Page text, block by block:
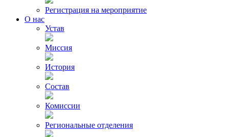
Регистрация на мероприятие
О нас
Устав
Миссия
История
Состав
Комиссии
Региональные отделения